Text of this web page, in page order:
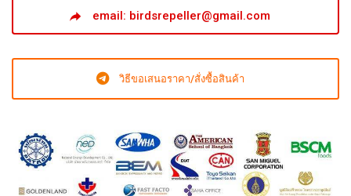
email: birdsrepeller@gmail.com
วิธีขอเสนอราคา/สั่งซื้อสินค้า